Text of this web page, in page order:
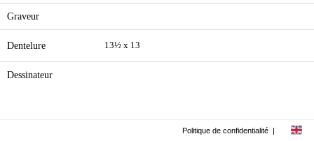
Graveur
Dentelure 13½ x 13
Dessinateur
Politique de confidentialité |